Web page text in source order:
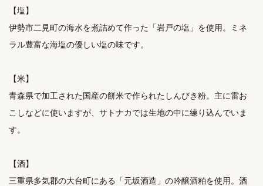
【塩】
伊勢市二見町の海水を煮詰めて作った「岩戸の塩」を使用。ミネ
ラル豊富な海塩の優しい塩の味です。
【米】
青森県で加工された国産の餅米で作られたしんびき粉。主に雷お
こしなどに使いますが、サトナカでは生地の中に練り込んでいま
す。
【酒】
三重県多気郡の大台町にある「元坂酒造」の吟醸酒粕を使用。酒